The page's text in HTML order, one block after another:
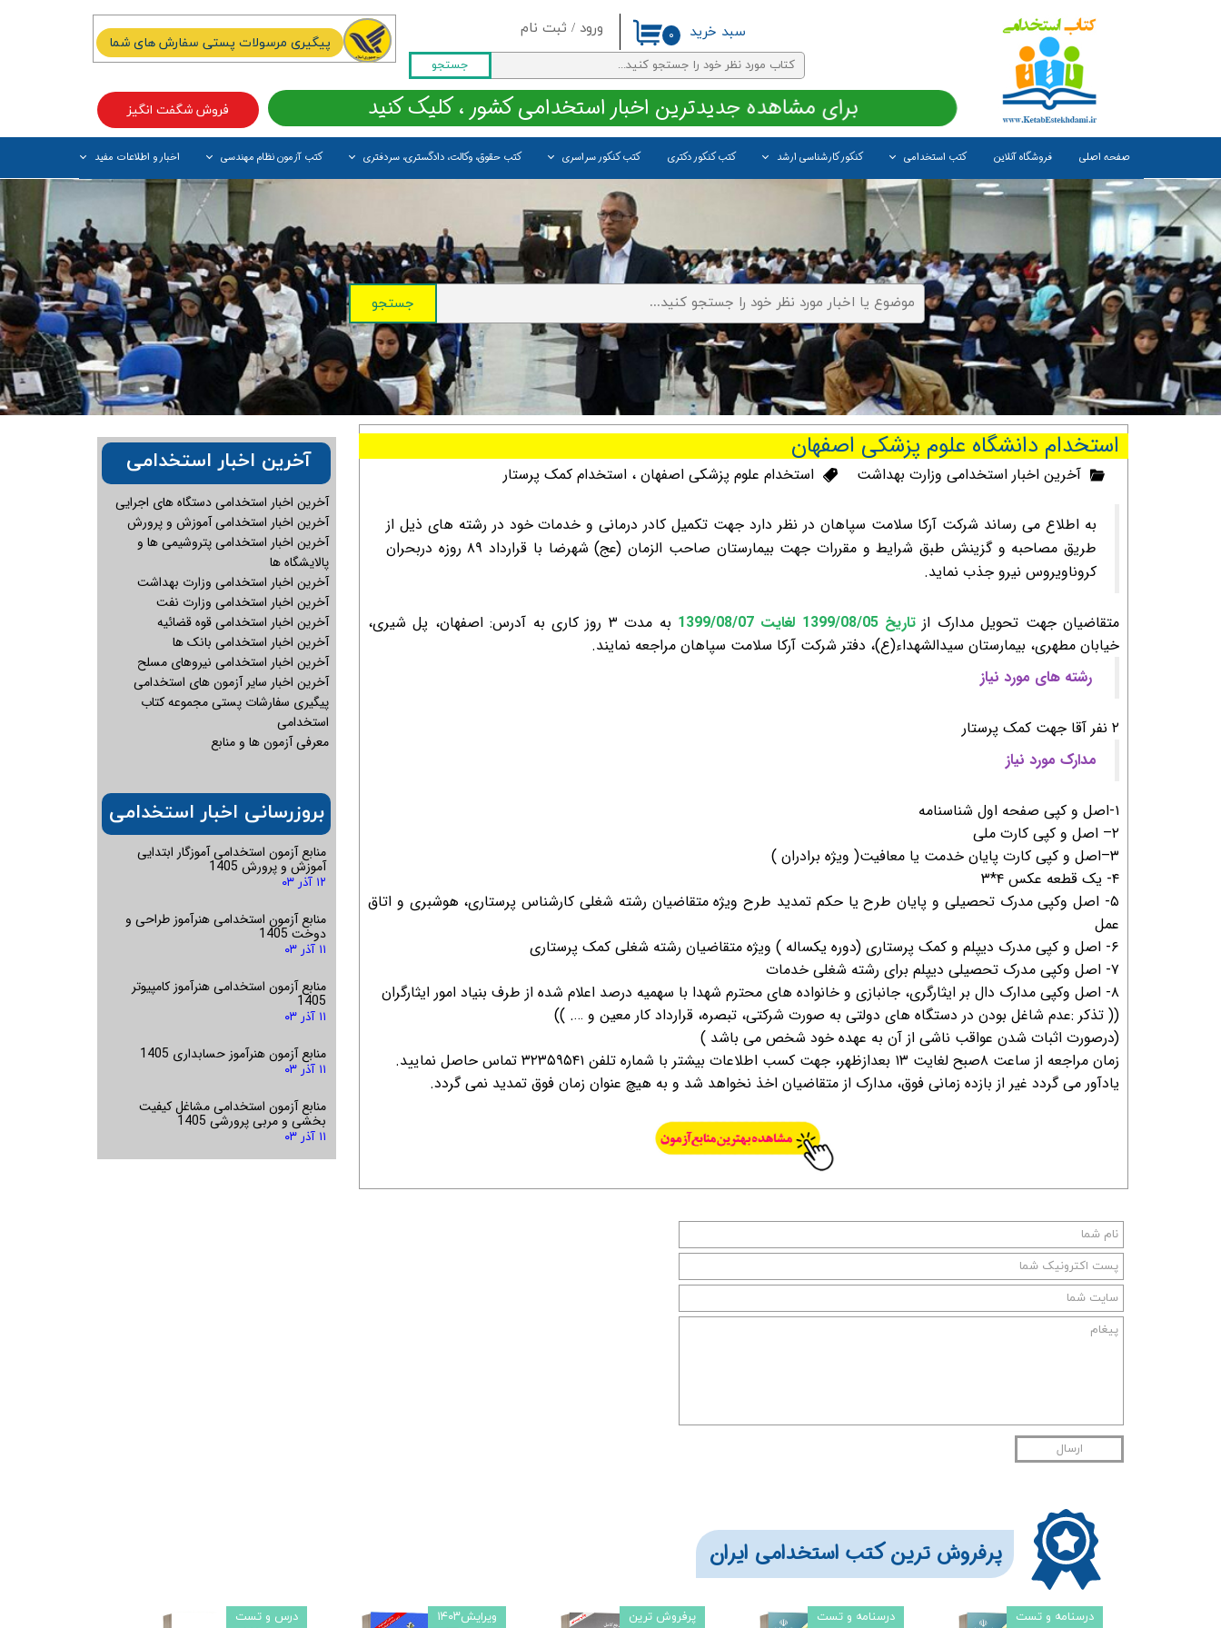
ورود / ثبت نام
حساب کاربری من
تغییر گذر واژه
سفارشات
خروج از حساب کاربری
جستجو
صفحه اصلی فروشگاه آنلاین کتب استخدامی کنکور کارشناسی ارشد کتب کنکور دکتری کتب کنکور سراسری کتب حقوق، وکالت، دادگستری، سردفتری کتب آزمون نظام مهندسی اخبار و اطلاعات مفید
۰ سبد خرید
فروش شگفت انگیز برای مشاهده جدیدترین اخبار استخدامی کشور ، کلیک کنید
پیگیری مرسولات پستی سفارش های شما
جستجو
استخدام دانشگاه علوم پزشکی اصفهان
آخرین اخبار استخدامی وزارت بهداشت استخدام علوم پزشکی اصفهان ، استخدام کمک پرستار
به اطلاع می رساند شرکت آرکا سلامت سپاهان در نظر دارد جهت تکمیل کادر درمانی و خدمات خود در رشته های ذیل از
طریق مصاحبه و گزینش طبق شرایط و مقررات جهت بیمارستان صاحب الزمان (عج) شهرضا با قرارداد ۸۹ روزه دربحران
کروناویروس نیرو جذب نماید.
متقاضیان جهت تحویل مدارک از تاریخ 1399/08/05 لغایت 1399/08/07
به مدت ۳ روز کاری به آدرس: اصفهان، پل شیری،
خیابان مطهری، بیمارستان سیدالشهداء(ع)، دفتر شرکت آرکا سلامت سپاهان مراجعه نمایند.
رشته های مورد نیاز
۲ نفر آقا جهت کمک پرستار
مدارک مورد نیاز
۱-اصل و کپی صفحه اول شناسنامه
۲– اصل و کپی کارت ملی
۳–اصل و کپی کارت پایان خدمت یا معافیت( ویژه برادران )
۴- یک قطعه عکس ۴*۳
۵- اصل وکپی مدرک تحصیلی و پایان طرح یا حکم تمدید طرح ویژه متقاضیان رشته شغلی کارشناس پرستاری، هوشبری و اتاق
عمل
۶- اصل و کپی مدرک دیپلم و کمک پرستاری (دوره یکساله ) ویژه متقاضیان رشته شغلی کمک پرستاری
۷- اصل وکپی مدرک تحصیلی دیپلم برای رشته شغلی خدمات
۸- اصل وکپی مدارک دال بر ایثارگری، جانبازی و خانواده های محترم شهدا با سهمیه درصد اعلام شده از طرف بنیاد امور ایثارگران
(( تذکر :عدم شاغل بودن در دستگاه های دولتی به صورت شرکتی، تبصره، قرارداد کار معین و …. ))
(درصورت اثبات شدن عواقب ناشی از آن به عهده خود شخص می باشد )
زمان مراجعه از ساعت ۸صبح لغایت ۱۳ بعدازظهر، جهت کسب اطلاعات بیشتر با شماره تلفن ۳۲۳۵۹۵۴۱ تماس حاصل نمایید.
یادآور می گردد غیر از بازده زمانی فوق، مدارک از متقاضیان اخذ نخواهد شد و به هیچ عنوان زمان فوق تمدید نمی گردد.
ارسال
آخرین اخبار استخدامی دستگاه های اجرایی
آخرین اخبار استخدامی آموزش و پرورش
آخرین اخبار استخدامی پتروشیمی ها و
پالایشگاه ها
آخرین اخبار استخدامی وزارت بهداشت
آخرین اخبار استخدامی وزارت نفت
آخرین اخبار استخدامی قوه قضائیه
آخرین اخبار استخدامی بانک ها
آخرین اخبار استخدامی نیروهای مسلح
آخرین اخبار سایر آزمون های استخدامی
پیگیری سفارشات پستی مجموعه کتاب
استخدامی
معرفی آزمون ها و منابع
منابع آزمون استخدامی آموزگار ابتدایی
آموزش و پرورش 1405
۱۲ آذر ۰۳
منابع آزمون استخدامی هنرآموز طراحی و
دوخت 1405
۱۱ آذر ۰۳
منابع آزمون استخدامی هنرآموز کامپیوتر
1405
۱۱ آذر ۰۳
منابع آزمون هنرآموز حسابداری 1405
۱۱ آذر ۰۳
منابع آزمون استخدامی مشاغل کیفیت
بخشی و مربی پرورشی 1405
۱۱ آذر ۰۳
بروزرسانی اخبار استخدامی
آخرین اخبار استخدامی
درس و تست
ویرایش۱۴۰۳
پرفروش ترین
درسنامه و تست
درسنامه و تست
​​​پرفروش ترین کتب استخدامی ایران